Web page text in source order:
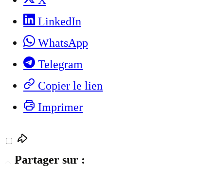
LinkedIn
WhatsApp
Telegram
Copier le lien
Imprimer
Partager sur :